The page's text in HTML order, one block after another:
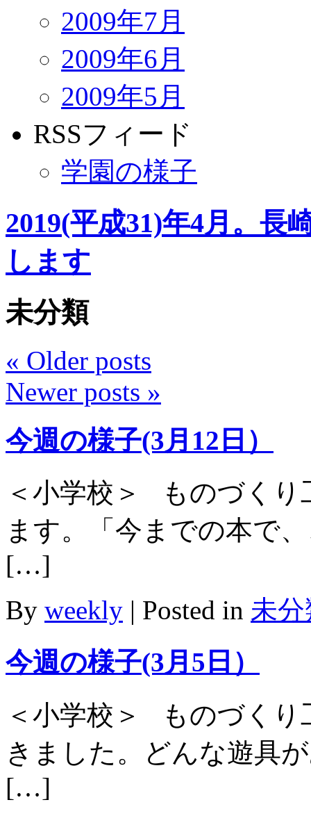
2009年7月
2009年6月
2009年5月
RSSフィード
学園の様子
2019(平成31)年4月。長
します
未分類
« Older posts
Newer posts »
今週の様子(3月12日）
＜小学校＞ ものづくり
ます。「今までの本で
[…]
By weekly | Posted in 未
今週の様子(3月5日）
＜小学校＞ ものづくり
きました。どんな遊具
[…]